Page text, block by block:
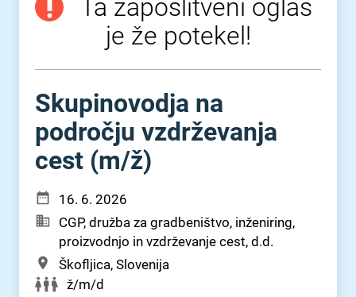
Ta zaposlitveni oglas
je že potekel!
Skupinovodja na
področju vzdrževanja
cest (m⁠/⁠ž)
16. 6. 2026
CGP, družba za gradbeništvo, inženiring,
proizvodnjo in vzdrževanje cest, d.d.
Škofljica, Slovenija
ž/m/d